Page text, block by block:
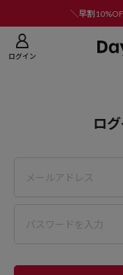
＼早割
ログイン
ロ